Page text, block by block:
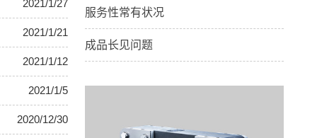
2021/1/27
2021/1/21
2021/1/12
2021/1/5
2020/12/30
服务性常有状况
成品长见问题